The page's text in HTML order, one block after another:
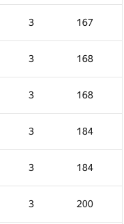
3 167
3 168
3 168
3 184
3 184
3 200